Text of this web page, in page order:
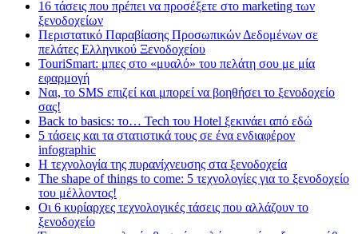
16 τάσεις που πρέπει να προσέξετε στο marketing των
ξενοδοχείων
Περιστατικό Παραβίασης Προσωπικών Δεδομένων σε
πελάτες Ελληνικού Ξενοδοχείου
TouriSmart: μπες στο «μυαλό» του πελάτη σου με μία
εφαρμογή
Ναι, το SMS επιζεί και μπορεί να βοηθήσει το ξενοδοχείο
σας!
Back to basics: το… Tech του Hotel ξεκινάει από εδώ
5 τάσεις και τα στατιστικά τους σε ένα ενδιαφέρον
infographic
Η τεχνολογία της πυρανίχνευσης στα ξενοδοχεία
The shape of things to come: 5 τεχνολογίες για το ξενοδοχείο
του μέλλοντος!
Οι 6 κυρίαρχες τεχνολογικές τάσεις που αλλάζουν το
ξενοδοχείο